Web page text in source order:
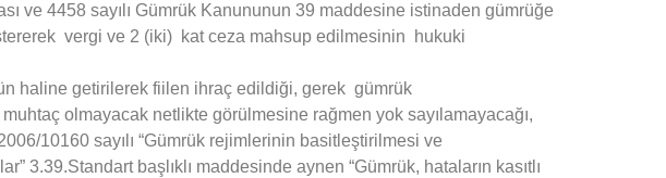
ve 4458 sayılı Gümrük Kanununun 39 maddesine istinaden gümrüğe
vergi ve 2 (iki) kat ceza mahsup edilmesinin hukuki
haline getirilerek fiilen ihraç edildiği, gerek gümrük
olmayacak netlikte görülmesine rağmen yok sayılamayacağı,
10160 sayılı “Gümrük rejimlerinin basitleştirilmesi ve
3.39.Standart başlıklı maddesinde aynen “Gümrük, hataların kasıtlı